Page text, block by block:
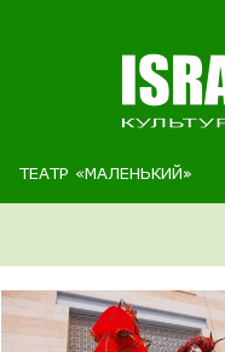
ТЕАТР «МАЛЕНЬКИЙ»